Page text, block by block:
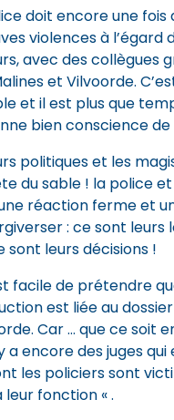
doit encore une
violences à l’égard
avec des collègues
et Vilvoorde.
et il est plus que
bien conscience de
politiques et les
du sable ! la police
réaction ferme et
: ce sont leurs
sont leurs décisions !
facile de prétendre
est liée au
Car … que ce soit
a encore des juges
les policiers sont
fonction « .